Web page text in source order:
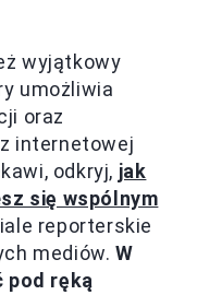
wyjątkowy
umożliwia
oraz
internetowej
odkryj, jak
się wspólnym
reporterskie
mediów.W
pod ręką